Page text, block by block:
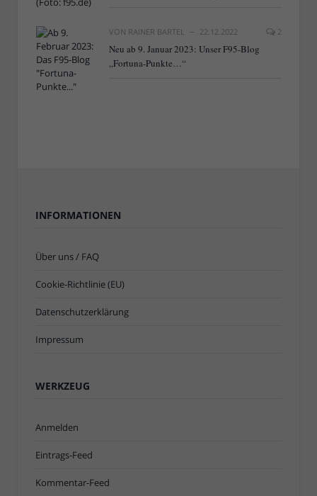
VON RAINER BARTEL 22.12.2022 2
Neu ab 9. Januar 2023: Unser F95-Blog
„Fortuna-Punkte…“
INFORMATIONEN
Über uns / FAQ
Cookie-Richtlinie (EU)
Datenschutzerklärung
Impressum
WERKZEUG
Anmelden
Eintrags-Feed
Kommentar-Feed